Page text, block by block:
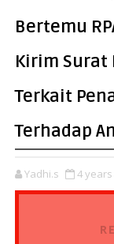
Bertemu
Kirim Surat
Terkait
Terhadap
Yadhi.s 4